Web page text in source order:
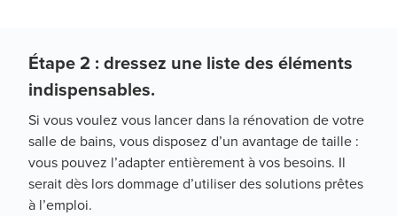
Étape 2 : dressez une liste des éléments
indispensables.
Si vous voulez vous lancer dans la rénovation de votre
salle de bains, vous disposez d’un avantage de taille :
vous pouvez l’adapter entièrement à vos besoins. Il
serait dès lors dommage d’utiliser des solutions prêtes
à l’emploi.